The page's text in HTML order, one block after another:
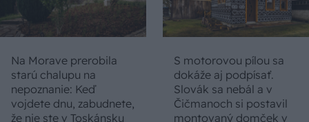
Na Morave prerobila
starú chalupu na
nepoznanie: Keď
vojdete dnu, zabudnete,
že nie ste v Toskánsku
S motorovou pílou sa
dokáže aj podpísať.
Slovák sa nebál a v
Čičmanoch si postavil
montovaný domček v